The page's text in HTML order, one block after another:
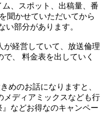
、スポット、出稿量、番
聞かせていただいてから
い部分があります。
が経営していて、放送倫理
、 料金表を出していく
めのお話になりますと、
メディアミックスなども行
などお得なのキャンペー